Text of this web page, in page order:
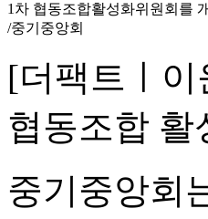
1차 협동조합활성화위원회를
/중기중앙회
[더팩트ㅣ
협동조합 활
중기중앙회